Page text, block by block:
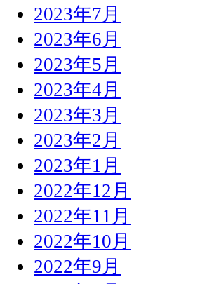
2023年7月
2023年6月
2023年5月
2023年4月
2023年3月
2023年2月
2023年1月
2022年12月
2022年11月
2022年10月
2022年9月